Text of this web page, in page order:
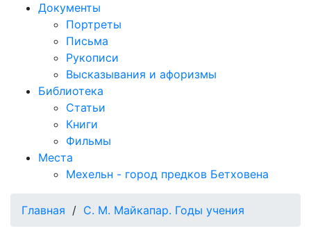
Документы
Портреты
Письма
Рукописи
Высказывания и афоризмы
Библиотека
Статьи
Книги
Фильмы
Места
Мехельн - город предков Бетховена
Главная / С. М. Майкапар. Годы учения